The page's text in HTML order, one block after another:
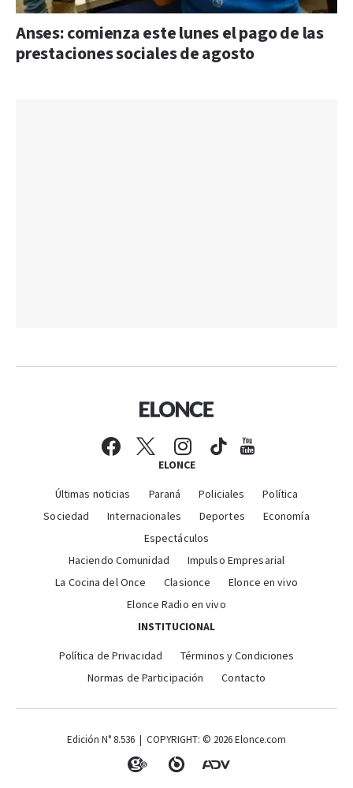
Anses: comienza este lunes el pago de las
prestaciones sociales de agosto
ELONCE
Últimas noticias Paraná Policiales
Política
Sociedad
Internacionales Deportes
Economía
Espectáculos
Haciendo Comunidad
Impulso Empresarial
La Cocina del Once
Clasionce
Elonce en vivo
Elonce Radio en vivo
INSTITUCIONAL
Política de Privacidad
Términos y Condiciones
Normas de Participación
Contacto
Edición N° 8.536 | COPYRIGHT: © 2026 Elonce.com